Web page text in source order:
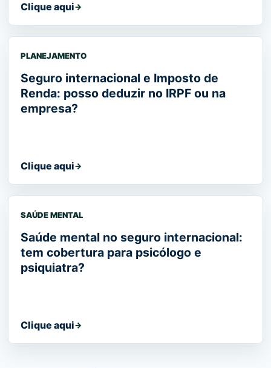
Clique aqui→
PLANEJAMENTO
Seguro internacional e Imposto de
Renda: posso deduzir no IRPF ou na
empresa?
Clique aqui→
SAÚDE MENTAL
Saúde mental no seguro internacional:
tem cobertura para psicólogo e
psiquiatra?
Clique aqui→